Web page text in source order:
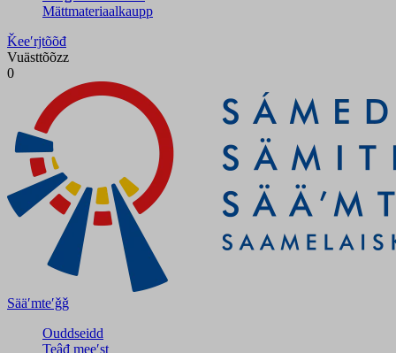
Mättmateriaalkaupp
Ǩeeʹrjtõõđ
Vuästtõõzz
0
Sääʹmteʹǧǧ
Ouddseidd
Teâđ meeʹst